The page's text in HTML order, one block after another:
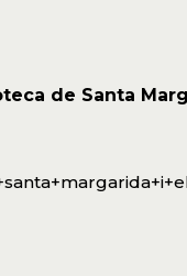
de Santa